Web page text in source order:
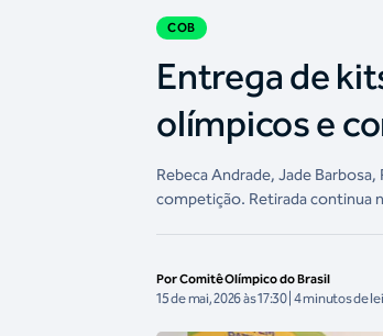
COB
Entrega de
olímpicos e
Rebeca Andrade, Jade
competição. Retirada continua
Por Comitê Olímpico do Brasil
15 de mai, 2026 às 17:30 | 4 minutos de